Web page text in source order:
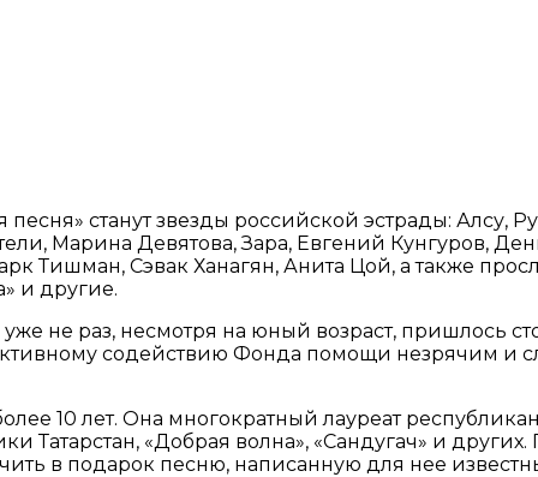
песня» станут звезды российской эстрады:
Марина Девятова, Зара, Евгений Кунгуров,
Тишман, Сэвак Ханагян, Анита Цой, а также
и другие.
уже не раз, несмотря на юный возраст, пришлось
содействию Фонда помощи незрячим и
10 лет. Она многократный лауреат
«Добрая волна», «Сандугач» и других.
в подарок песню, написанную для нее